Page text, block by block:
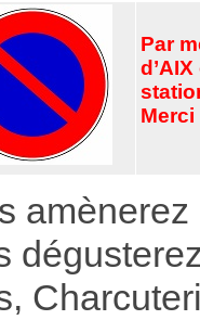
Par